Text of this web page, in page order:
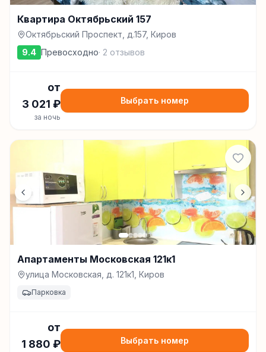
Квартира Октябрьский 157
Октябрьский Проспект, д.157, Киров
9.4 Превосходно· 2 отзывов
от
3 021 ₽
за ночь
Выбрать номер
Апартаменты Московская 121к1
улица Московская, д. 121к1, Киров
Парковка
от
1 880 ₽ Выбрать номер